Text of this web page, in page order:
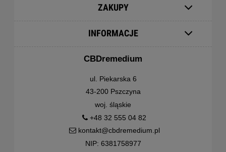
ZAKUPY
INFORMACJE
CBDremedium
ul. Piekarska 6
43-200 Pszczyna
woj. śląskie
+48 32 555 04 82
kontakt@cbdremedium.pl
NIP: 6381758977